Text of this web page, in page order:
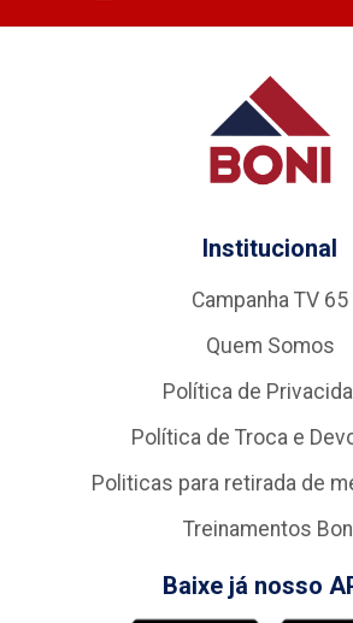
Institucional
Campanha TV 65
Quem Somos
Política de
Política de Troca e
Politicas para retirada de
Treinamentos
Baixe já nosso